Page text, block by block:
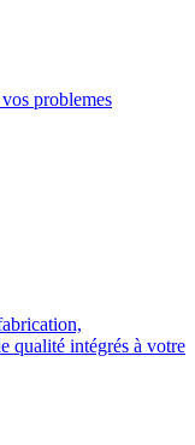
problemes
qualité intégrés à votre